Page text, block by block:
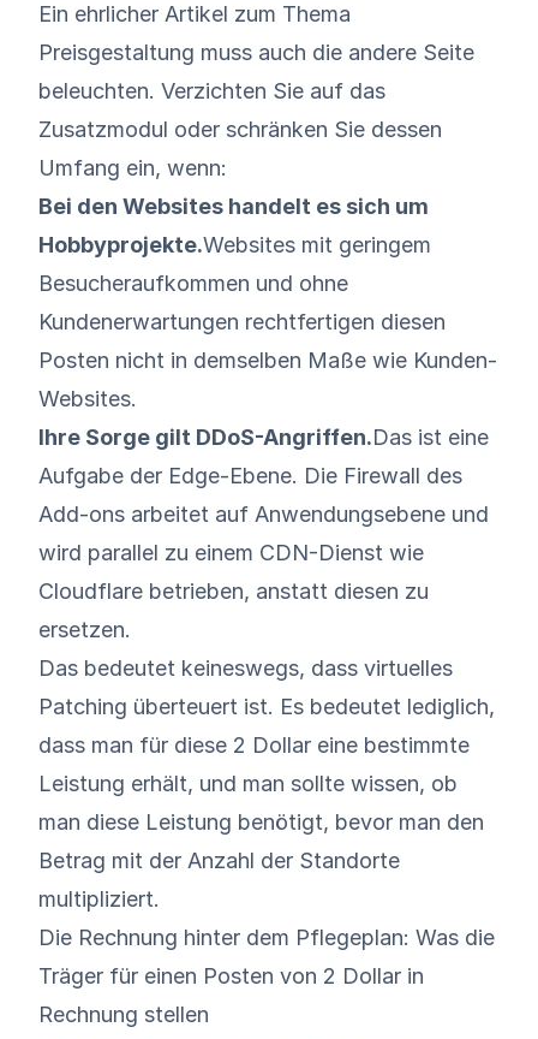
Ein ehrlicher Artikel zum Thema
Preisgestaltung muss auch die andere Seite
beleuchten. Verzichten Sie auf das
Zusatzmodul oder schränken Sie dessen
Umfang ein, wenn:
Bei den Websites handelt es sich um
Hobbyprojekte.Websites mit geringem
Besucheraufkommen und ohne
Kundenerwartungen rechtfertigen diesen
Posten nicht in demselben Maße wie Kunden-
Websites.
Ihre Sorge gilt DDoS-Angriffen.Das ist eine
Aufgabe der Edge-Ebene. Die Firewall des
Add-ons arbeitet auf Anwendungsebene und
wird parallel zu einem CDN-Dienst wie
Cloudflare betrieben, anstatt diesen zu
ersetzen.
Das bedeutet keineswegs, dass virtuelles
Patching überteuert ist. Es bedeutet lediglich,
dass man für diese 2 Dollar eine bestimmte
Leistung erhält, und man sollte wissen, ob
man diese Leistung benötigt, bevor man den
Betrag mit der Anzahl der Standorte
multipliziert.
Die Rechnung hinter dem Pflegeplan: Was die
Träger für einen Posten von 2 Dollar in
Rechnung stellen